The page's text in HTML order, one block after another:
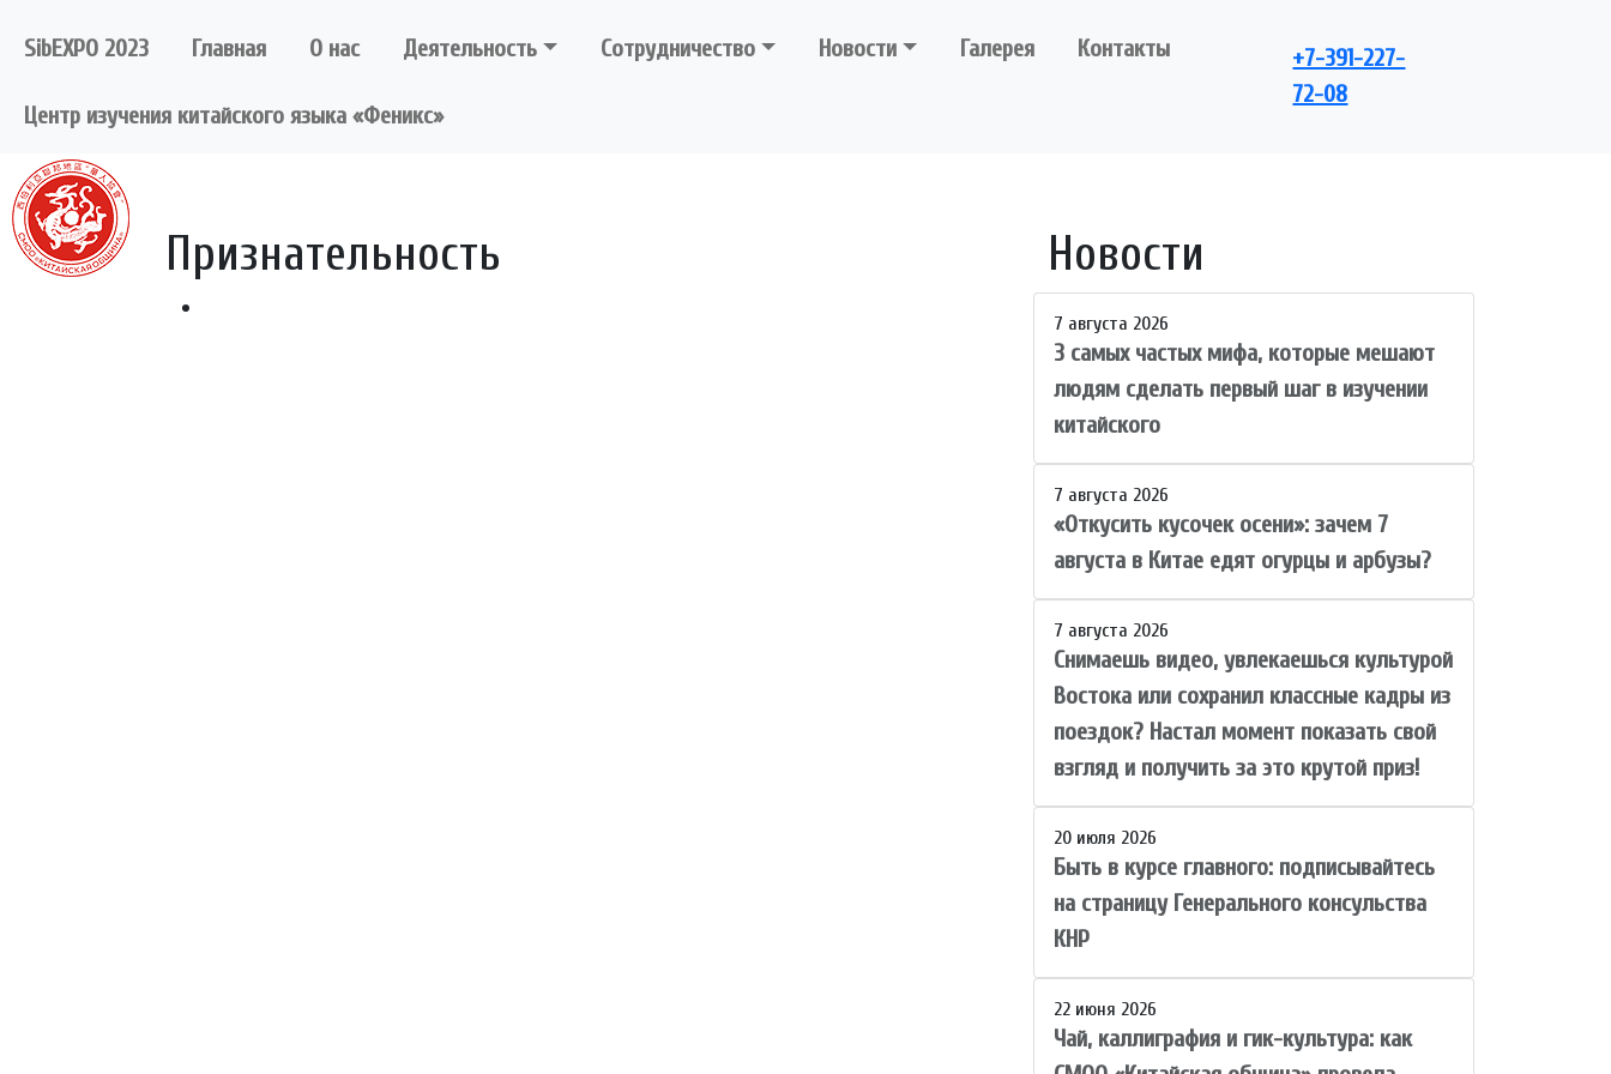
SibEXPO 2023 Главная О нас Деятельность Сотрудничество Новости Галерея Контакты
Центр изучения китайского языка «Феникс»
+7-391-227-
72-08
Признательность Новости
7 августа 2026
3 самых частых мифа, которые мешают
людям сделать первый шаг в изучении
китайского
7 августа 2026
«Откусить кусочек осени»: зачем 7
августа в Китае едят огурцы и арбузы?
7 августа 2026
Снимаешь видео, увлекаешься культурой
Востока или сохранил классные кадры из
поездок? Настал момент показать свой
взгляд и получить за это крутой приз!
20 июля 2026
Быть в курсе главного: подписывайтесь
на страницу Генерального консульства
КНР
22 июня 2026
Чай, каллиграфия и гик-культура: как